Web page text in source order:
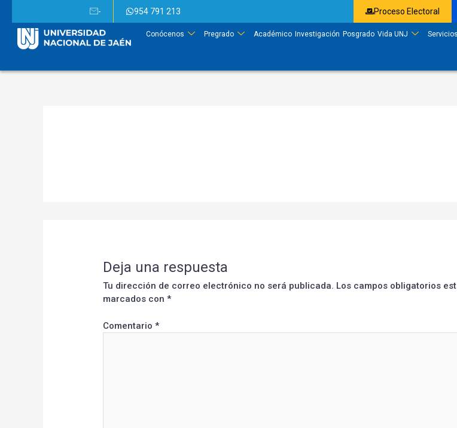
- 954 791 213 Proceso Electoral
Conócenos Pregrado Académico Investigación Posgrado Vida UNJ Servicios
Deja una respuesta
Tu dirección de correo electrónico no será publicada. Los campos obligatorios
marcados con*
Comentario*